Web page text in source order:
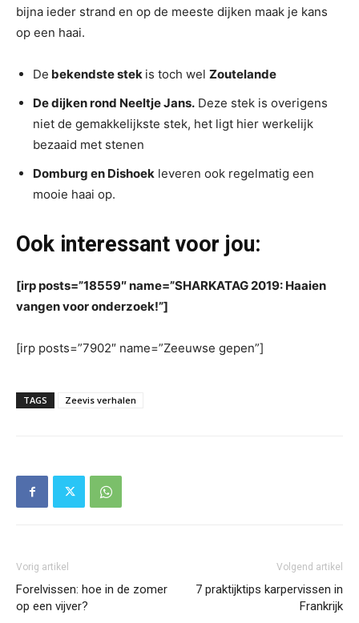
bijna ieder strand en op de meeste dijken maak je kans
op een haai.
De bekendste stek is toch wel Zoutelande
De dijken rond Neeltje Jans. Deze stek is overigens
niet de gemakkelijkste stek, het ligt hier werkelijk
bezaaid met stenen
Domburg en Dishoek leveren ook regelmatig een
mooie haai op.
Ook interessant voor jou:
[irp posts=”18559″ name=”SHARKATAG 2019: Haaien
vangen voor onderzoek!”]
[irp posts=”7902″ name=”Zeeuwse gepen”]
TAGS Zeevis verhalen
Vorig artikel
Forelvissen: hoe in de zomer
op een vijver?
Volgend artikel
7 praktijktips karpervissen in
Frankrijk